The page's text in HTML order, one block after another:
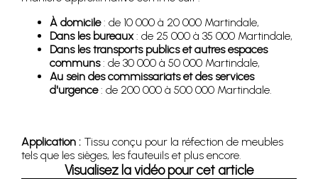
À domicile: de 10 000 à 20 000 Martindale,
Dans les bureaux: de 25 000 à 35 000 Martindale,
Dans les transports publics et autres espaces
communs: de 30 000 à 50 000 Martindale,
Au sein des commissariats et des services
d'urgence: de 200 000 à 500 000 Martindale.
Application : Tissu conçu pour la réfection de meubles
tels que les sièges, les fauteuils et plus encore.
Visualisez la vidéo pour cet article